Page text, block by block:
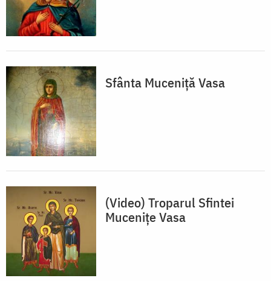
Sfânta Muceniţă Vasa
(Video) Troparul Sfintei
Mucenițe Vasa